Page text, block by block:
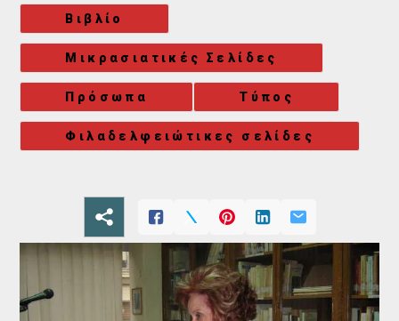
Βιβλίο
Μικρασιατικές Σελίδες
Πρόσωπα Τύπος
Φιλαδελφειώτικες σελίδες